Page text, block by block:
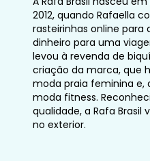
2012, quando Rafaella
rasteirinhas online para
dinheiro para uma
levou à revenda de
criação da marca, que
moda praia feminina e,
moda fitness.
qualidade, a Rafa Brasil
no exterior.